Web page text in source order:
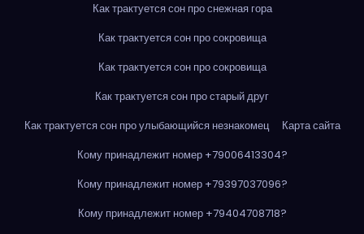
Как трактуется сон про снежная гора
Как трактуется сон про сокровища
Как трактуется сон про сокровища
Как трактуется сон про старый друг
Как трактуется сон про улыбающийся незнакомец
Карта сайта
Кому принадлежит номер +79006413304?
Кому принадлежит номер +79397037096?
Кому принадлежит номер +79404708718?